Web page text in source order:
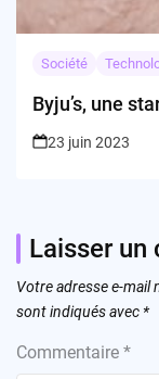
Société
Byju’s, une
23 juin 2023
Laisser un
Votre adresse e-mail
sont indiqués avec *
Commentaire *